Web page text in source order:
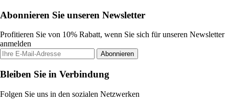
Abonnieren Sie unseren Newsletter
Profitieren Sie von 10% Rabatt, wenn Sie sich für unseren Newsletter
anmelden
Abonnieren
Bleiben Sie in Verbindung
Folgen Sie uns in den sozialen Netzwerken